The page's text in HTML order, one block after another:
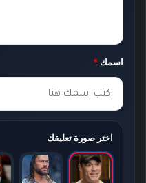
ك
*
اسمك *
اختر صورة تعليقك